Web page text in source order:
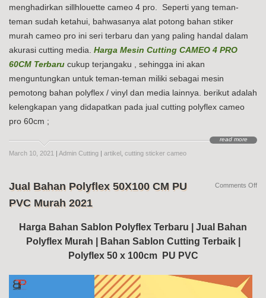
menghadirkan sillhlouette cameo 4 pro. Seperti yang teman-
teman sudah ketahui, bahwasanya alat potong bahan stiker
murah cameo pro ini seri terbaru dan yang paling handal dalam
akurasi cutting media. Harga Mesin Cutting CAMEO 4 PRO
60CM Terbaru cukup terjangaku , sehingga ini akan
menguntungkan untuk teman-teman miliki sebagai mesin
pemotong bahan polyflex / vinyl dan media lainnya. berikut adalah
kelengkapan yang didapatkan pada jual cutting polyflex cameo
pro 60cm ;
read more
March 10, 2021 | Admin Cutting | artikel cutting sticker cameo
Jual Bahan Polyflex 50X100 CM PU
PVC Murah 2021
Harga Bahan Sablon Polyflex Terbaru | Jual Bahan
Polyflex Murah | Bahan Sablon Cutting Terbaik |
Polyflex 50 x 100cm PU PVC
Comments Offon